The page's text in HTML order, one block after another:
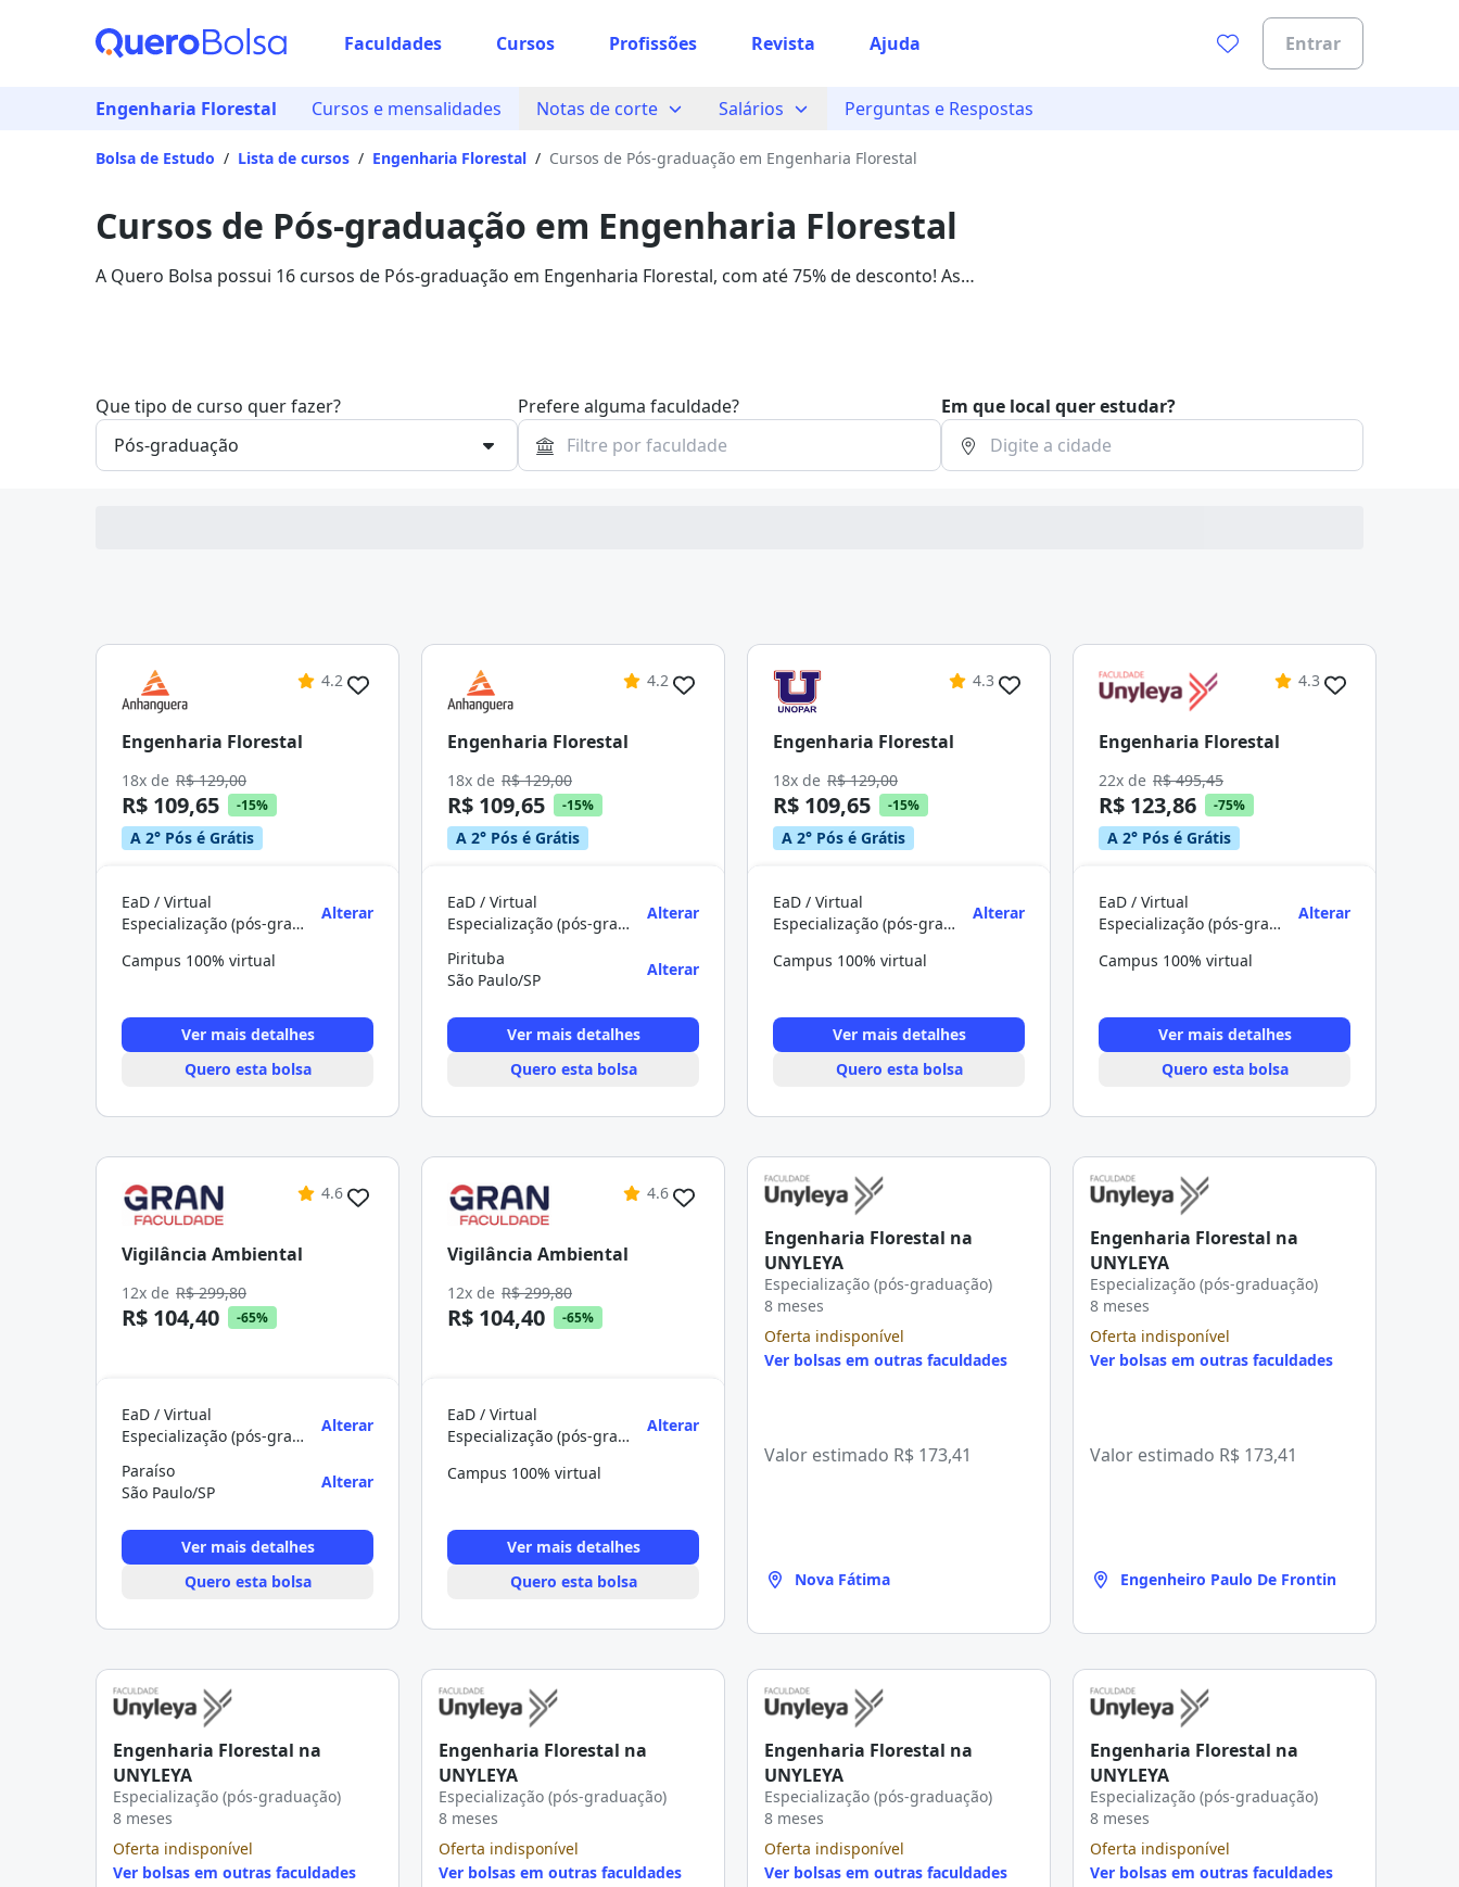
Faculdades Cursos Profissões Revista Ajuda Entrar
Engenharia Florestal Cursos e mensalidades Notas de corte Salários Perguntas e Respostas
Bolsa de Estudo / Lista de cursos / Engenharia Florestal / Cursos de Pós-graduação em Engenharia Florestal
Cursos de Pós-graduação em Engenharia Florestal
A Quero Bolsa possui 16 cursos de Pós-graduação em Engenharia Florestal, com até 75% de desconto! As
Que tipo de curso quer fazer? Prefere alguma faculdade? Em que local quer estudar?
4.2
Engenharia Florestal
18x de R$ 129,00
R$ 109,65 -15%
A 2° Pós é Grátis
EaD / Virtual
Especialização (pós-graduação)
Alterar
Campus 100% virtual
Ver mais detalhes
Quero esta bolsa
4.2
Engenharia Florestal
18x de R$ 129,00
R$ 109,65 -15%
A 2° Pós é Grátis
EaD / Virtual
Especialização (pós-graduação)
Alterar
Pirituba
São Paulo/SP
Alterar
Ver mais detalhes
Quero esta bolsa
4.3
Engenharia Florestal
18x de R$ 129,00
R$ 109,65 -15%
A 2° Pós é Grátis
EaD / Virtual
Especialização (pós-graduação)
Alterar
Campus 100% virtual
Ver mais detalhes
Quero esta bolsa
4.3
Engenharia Florestal
22x de R$ 495,45
R$ 123,86 -75%
A 2° Pós é Grátis
EaD / Virtual
Especialização (pós-graduação)
Alterar
Campus 100% virtual
Ver mais detalhes
Quero esta bolsa
4.6
Vigilância Ambiental
12x de R$ 299,80
R$ 104,40 -65%
EaD / Virtual
Especialização (pós-graduação)
Alterar
Paraíso
São Paulo/SP
Alterar
Ver mais detalhes
Quero esta bolsa
4.6
Vigilância Ambiental
12x de R$ 299,80
R$ 104,40 -65%
EaD / Virtual
Especialização (pós-graduação)
Alterar
Campus 100% virtual
Ver mais detalhes
Quero esta bolsa
Engenharia Florestal na
UNYLEYA
Especialização (pós-graduação)
8 meses
Oferta indisponível
Ver bolsas em outras faculdades
Valor estimado R$ 173,41
Nova Fátima
Engenharia Florestal na
UNYLEYA
Especialização (pós-graduação)
8 meses
Oferta indisponível
Ver bolsas em outras faculdades
Valor estimado R$ 173,41
Engenheiro Paulo De Frontin
Engenharia Florestal na
UNYLEYA
Especialização (pós-graduação)
8 meses
Oferta indisponível
Ver bolsas em outras faculdades
Engenharia Florestal na
UNYLEYA
Especialização (pós-graduação)
8 meses
Oferta indisponível
Ver bolsas em outras faculdades
Engenharia Florestal na
UNYLEYA
Especialização (pós-graduação)
8 meses
Oferta indisponível
Ver bolsas em outras faculdades
Engenharia Florestal na
UNYLEYA
Especialização (pós-graduação)
8 meses
Oferta indisponível
Ver bolsas em outras faculdades